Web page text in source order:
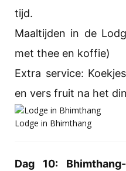
tijd.
Maaltijden in de
met thee en koffie)
Extra service:
en vers fruit na het
Lodge in Bhimthang
Dag 10: